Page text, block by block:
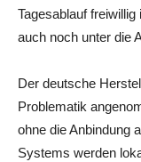
Tagesablauf
auch noch unter die
Der deutsche
Problematik
ohne die Anbindung
Systems werden